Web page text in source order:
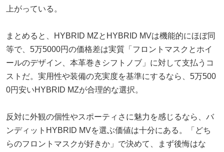
上がっている。
まとめると、HYBRID MZとHYBRID MVは機能的にほぼ同
等で、5万5000円の価格差は実質「フロントマスクとホイ
ールのデザイン、本革巻きシフトノブ」に対して支払うコ
ストだ。実用性や装備の充実度を基準にするなら、5万500
0円安いHYBRID MZが合理的な選択。
反対に外観の個性やスポーティさに魅力を感じるなら、バ
ンディットHYBRID MVを選ぶ価値は十分にある。「どち
らのフロントマスクが好きか」で決めて、まず後悔はな